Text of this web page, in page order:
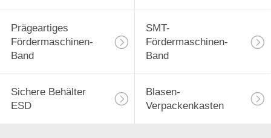
Prägeartiges
Fördermaschinen-
Band
SMT-
Fördermaschinen-
Band
Sichere Behälter
ESD
Blasen-
Verpackenkasten